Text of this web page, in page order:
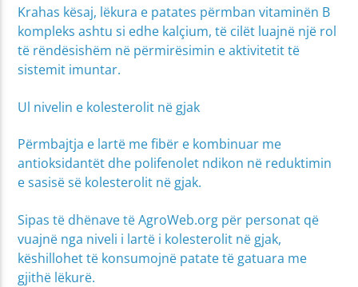
Krahas kësaj, lëkura e patates përmban vitaminën B
kompleks ashtu si edhe kalçium, të cilët luajnë një rol
të rëndësishëm në përmirësimin e aktivitetit të
sistemit imuntar.
Ul nivelin e kolesterolit në gjak
Përmbajtja e lartë me fibër e kombinuar me
antioksidantët dhe polifenolet ndikon në reduktimin
e sasisë së kolesterolit në gjak.
Sipas të dhënave të AgroWeb.org për personat që
vuajnë nga niveli i lartë i kolesterolit në gjak,
këshillohet të konsumojnë patate të gatuara me
gjithë lëkurë.